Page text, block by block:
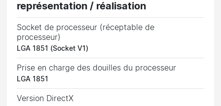
représentation / réalisation
Socket de processeur (réceptable de
processeur)
LGA 1851 (Socket V1)
Prise en charge des douilles du processeur
LGA 1851
Version DirectX